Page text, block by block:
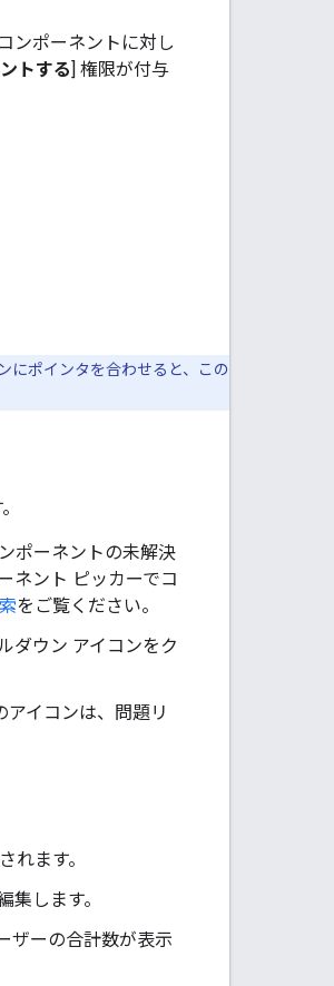
ンポーネントに対し
トする] 権限が付与
ンにポインタを合わせると、この
ポーネントの未解決
ネント ピッカーでコ
をご覧ください。
ダウン アイコンをク
イコンは、問題リ
れます。
します。
ザーの合計数が表示